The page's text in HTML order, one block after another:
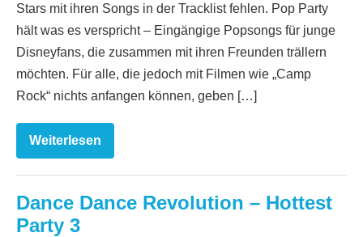
Stars mit ihren Songs in der Tracklist fehlen. Pop Party
hält was es verspricht – Eingängige Popsongs für junge
Disneyfans, die zusammen mit ihren Freunden trällern
möchten. Für alle, die jedoch mit Filmen wie „Camp
Rock“ nichts anfangen können, geben […]
Weiterlesen
Disney
Sing
it:
Party
Dance Dance Revolution – Hottest
Party 3